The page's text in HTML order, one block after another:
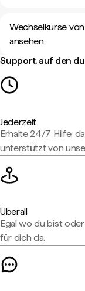
Wechselkurse
ansehen
Support, auf den
Jederzeit
Erhalte 24/7 Hilfe,
unterstützt von
Überall
Egal wo du bist
für dich da.